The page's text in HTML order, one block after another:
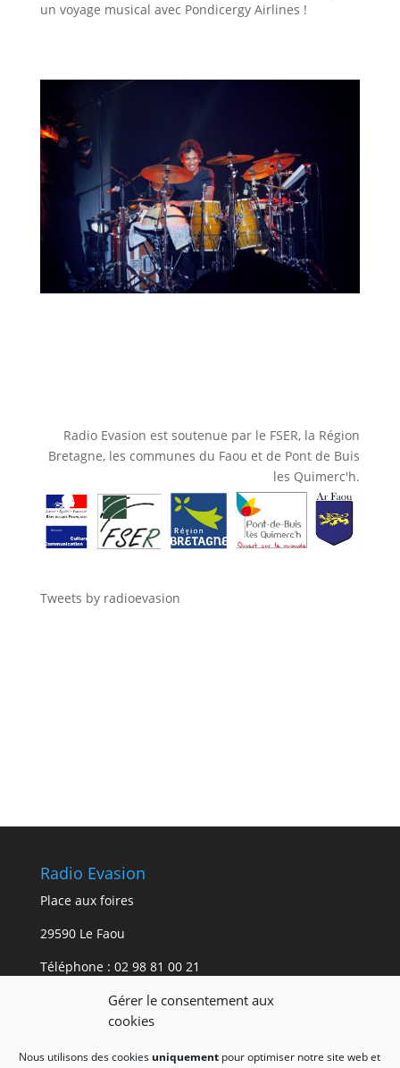
Gérer le consentement aux
cookies
Nous utilisons des cookies uniquement pour optimiser notre site web et
un voyage musical avec Pondicergy Airlines !
Radio Evasion est soutenue par le FSER, la Région
Bretagne, les communes du Faou et de Pont de Buis
les Quimerc'h.
Tweets by radioevasion
Radio Evasion
Place aux foires
29590 Le Faou
Téléphone : 02 98 81 00 21
Mentions légales.
Les mentions légales du site internet de Radio